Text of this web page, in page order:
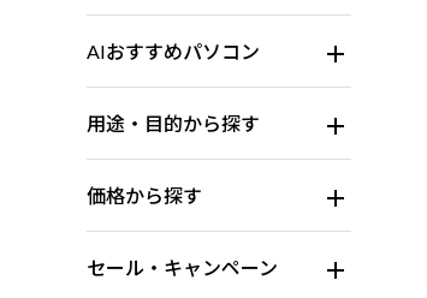
AIおすすめパソコン
用途・目的から探す
価格から探す
セール・キャンペーン